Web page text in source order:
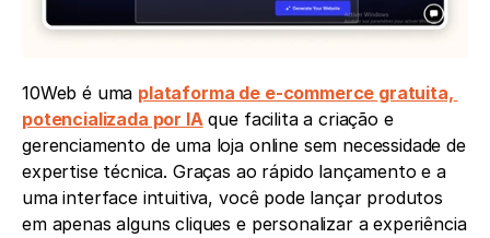
10Web é uma plataforma de e-commerce gratuita,
potencializada por IA que facilita a criação e
gerenciamento de uma loja online sem necessidade de
expertise técnica. Graças ao rápido lançamento e a
uma interface intuitiva, você pode lançar produtos
em apenas alguns cliques e personalizar a experiência